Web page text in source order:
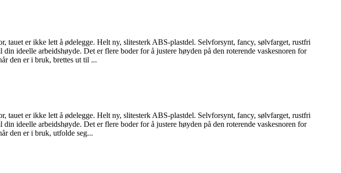
er ikke lett å ødelegge. Helt ny, slitesterk ABS-plastdel. Selvforsynt, fancy, sølvfarget, rustfri
ideelle arbeidshøyde. Det er flere boder for å justere høyden på den roterende vaskesnoren for
den er i bruk, brettes ut til ...
er ikke lett å ødelegge. Helt ny, slitesterk ABS-plastdel. Selvforsynt, fancy, sølvfarget, rustfri
ideelle arbeidshøyde. Det er flere boder for å justere høyden på den roterende vaskesnoren for
den er i bruk, utfolde seg...